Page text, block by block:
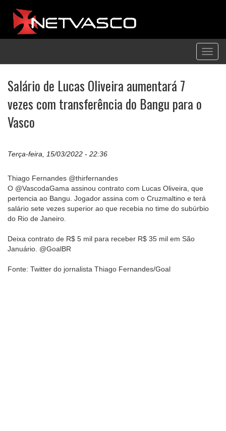
Salário de Lucas Oliveira aumentará 7
vezes com transferência do Bangu para o
Vasco
Terça-feira, 15/03/2022 - 22:36
Thiago Fernandes @thirfernandes
O @VascodaGama assinou contrato com Lucas Oliveira, que
pertencia ao Bangu. Jogador assina com o Cruzmaltino e terá
salário sete vezes superior ao que recebia no time do subúrbio
do Rio de Janeiro.
Deixa contrato de R$ 5 mil para receber R$ 35 mil em São
Januário. @GoalBR
Fonte: Twitter do jornalista Thiago Fernandes/Goal